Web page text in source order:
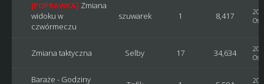
[POPRAWKA] Zmiana
widoku w
czwórmeczu
szuwarek 1 8,417
Zmiana taktyczna Selby 17 34,634
Baraże - Godziny